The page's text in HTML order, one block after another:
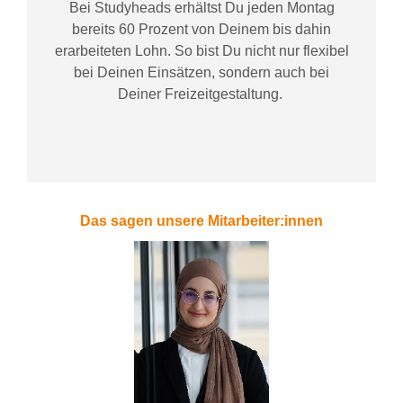
Bei Studyheadserhältst Du jeden Montag
bereits 60 Prozent von Deinem bis dahin
erarbeiteten Lohn. So bist Du nicht nur flexibel
bei Deinen Einsätzen, sondern auch bei
DeinerFreizeitgestaltung.
Das sagen unsere Mitarbeiter:innen